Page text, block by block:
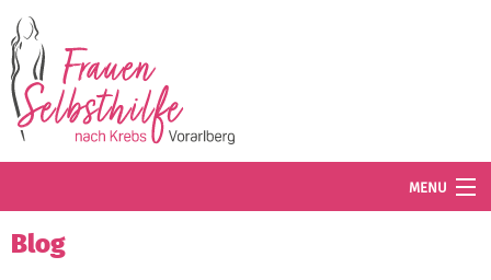
MENU
Termine
Blog